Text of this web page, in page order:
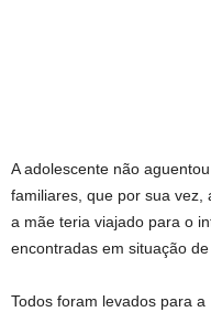
A adolescente não
familiares, que por sua vez,
a mãe teria viajado para o
encontradas em situação
Todos foram levados para